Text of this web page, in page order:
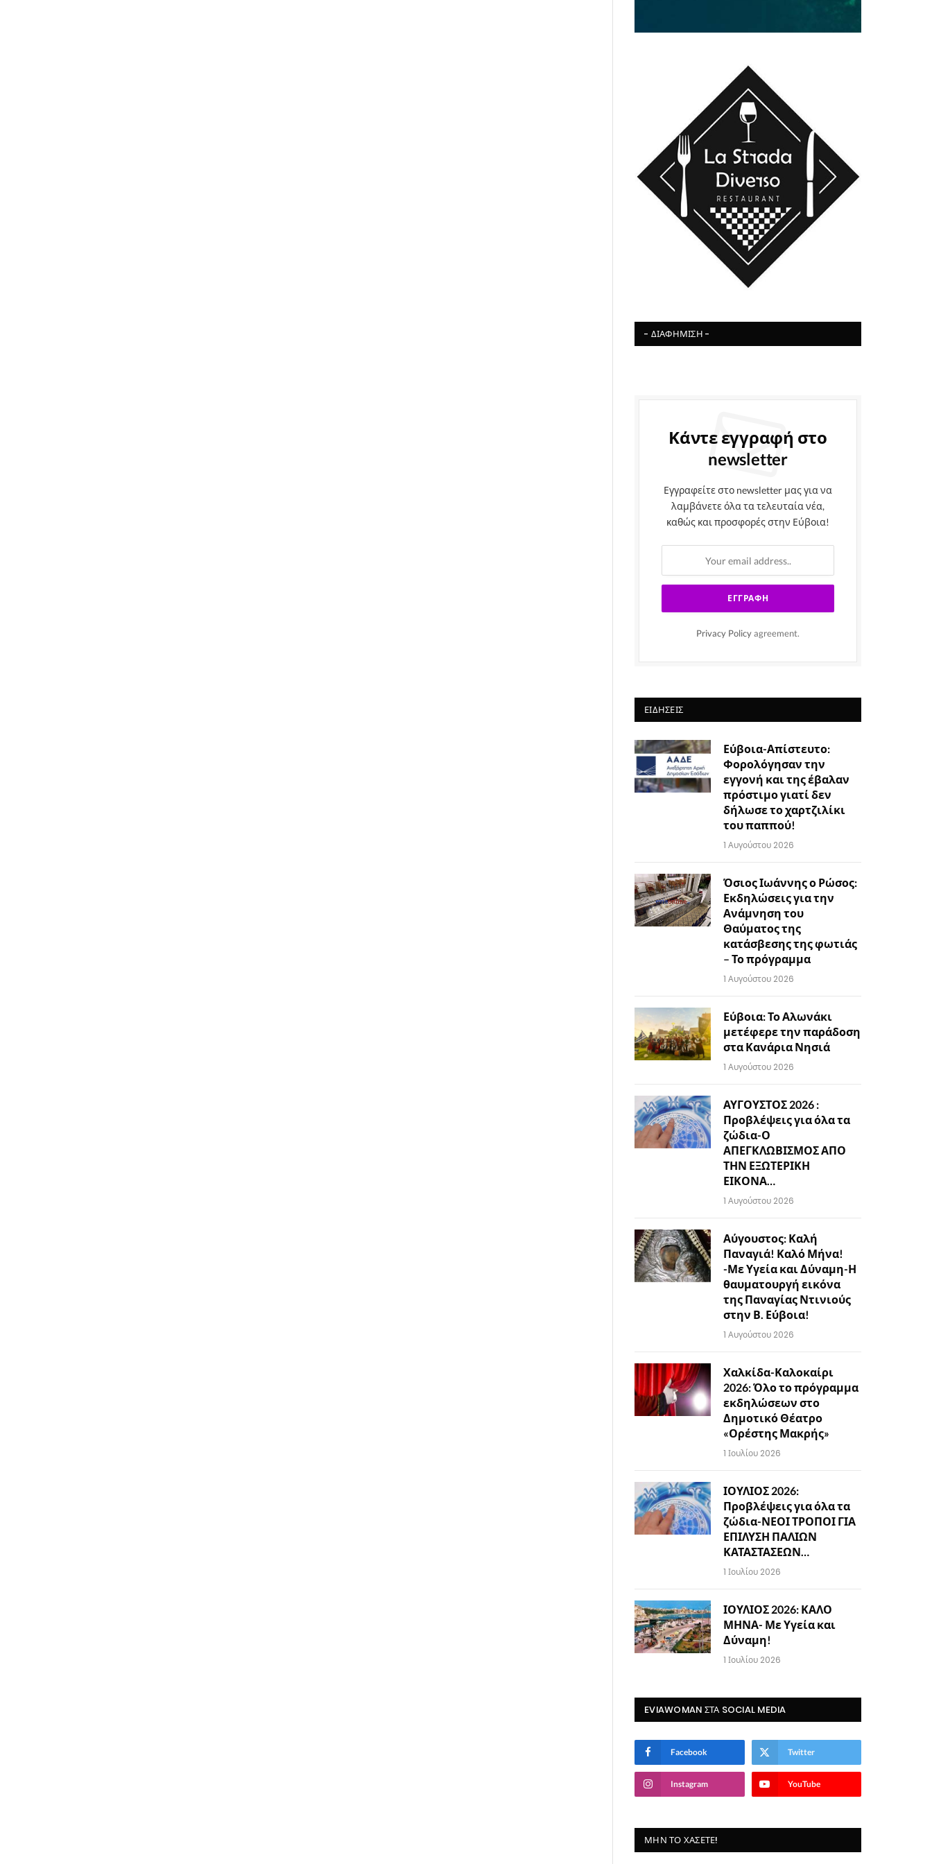
- ΔΙΑΦΉΜΙΣΗ -
Κάντε εγγραφή στο
newsletter
Εγγραφείτε στο newsletter μας για να
λαμβάνετε όλα τα τελευταία νέα,
καθώς και προσφορές στην Εύβοια!
Privacy Policy agreement.
ΕΙΔΉΣΕΙΣ
Εύβοια-Απίστευτο:
Φορολόγησαν την
εγγονή και της έβαλαν
πρόστιμο γιατί δεν
δήλωσε το χαρτζιλίκι
του παππού!
1 Αυγούστου 2026
Όσιος Ιωάννης ο Ρώσος:
Εκδηλώσεις για την
Ανάμνηση του
Θαύματος της
κατάσβεσης της φωτιάς
– Το πρόγραμμα
1 Αυγούστου 2026
Εύβοια: Το Αλωνάκι
μετέφερε την παράδοση
στα Κανάρια Νησιά
1 Αυγούστου 2026
ΑΥΓΟΥΣΤΟΣ 2026 :
Προβλέψεις για όλα τα
ζώδια-Ο
ΑΠΕΓΚΛΩΒΙΣΜΟΣ ΑΠΟ
ΤΗΝ ΕΞΩΤΕΡΙΚΗ
ΕΙΚΟΝΑ…
1 Αυγούστου 2026
Αύγουστος: Καλή
Παναγιά! Καλό Μήνα!
-Με Υγεία και Δύναμη-Η
θαυματουργή εικόνα
της Παναγίας Ντινιούς
στην Β. Εύβοια!
1 Αυγούστου 2026
Χαλκίδα-Καλοκαίρι
2026: Όλο το πρόγραμμα
εκδηλώσεων στο
Δημοτικό Θέατρο
«Ορέστης Μακρής»
1 Ιουλίου 2026
ΙΟΥΛΙΟΣ 2026:
Προβλέψεις για όλα τα
ζώδια-ΝΕΟΙ ΤΡΟΠΟΙ ΓΙΑ
ΕΠΙΛΥΣΗ ΠΑΛΙΩΝ
ΚΑΤΑΣΤΑΣΕΩΝ…
1 Ιουλίου 2026
ΙΟΥΛΙΟΣ 2026: ΚΑΛΟ
ΜΗΝΑ- Με Υγεία και
Δύναμη!
1 Ιουλίου 2026
EVIAWOMAN ΣΤΑ SOCIAL MEDIA
Facebook Twitter
Instagram YouTube
ΜΗΝ ΤΟ ΧΆΣΕΤΕ!